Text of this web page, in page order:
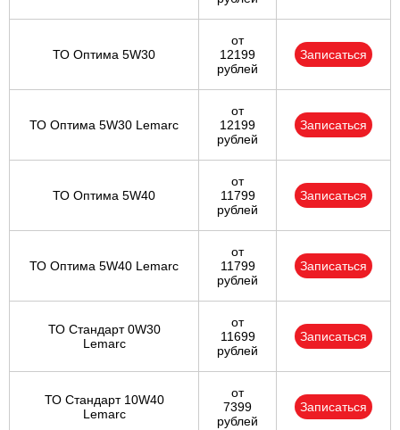
ТО Оптима 5W30
от
12199
рублей
Записаться
ТО Оптима 5W30 Lemarc
от
12199
рублей
Записаться
ТО Оптима 5W40
от
11799
рублей
Записаться
ТО Оптима 5W40 Lemarc
от
11799
рублей
Записаться
ТО Стандарт 0W30
Lemarc
от
11699
рублей
Записаться
ТО Стандарт 10W40
Lemarc
от
7399
рублей
Записаться